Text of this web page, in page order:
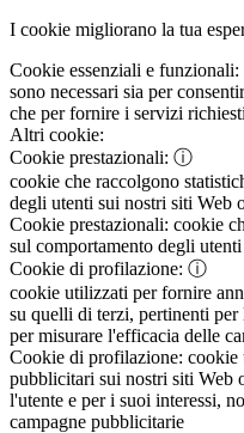
I cookie migliorano la tua
Cookie essenziali e funzionali:
sono necessari sia per
che per fornire i servizi
Altri cookie:
Cookie prestazionali: ⓘ
cookie che raccolgono
degli utenti sui nostri siti Web
Cookie prestazionali: cookie
sul comportamento degli
Cookie di profilazione: ⓘ
cookie utilizzati per fornire
su quelli di terzi, pertinenti per
per misurare l'efficacia delle
Cookie di profilazione: cookie
pubblicitari sui nostri siti Web
l'utente e per i suoi interessi,
campagne pubblicitarie